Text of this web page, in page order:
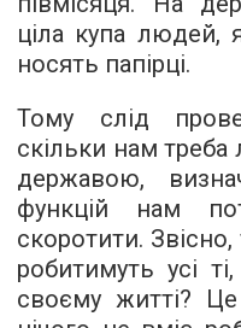
ціла купа людей,
носять папірці.
Тому слід
скільки нам треба
державою,
функцій нам
скоротити.
робитимуть усі
своєму житті?